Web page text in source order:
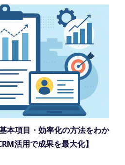
本項目・効率化の方法をわか
活用で成果を最大化】